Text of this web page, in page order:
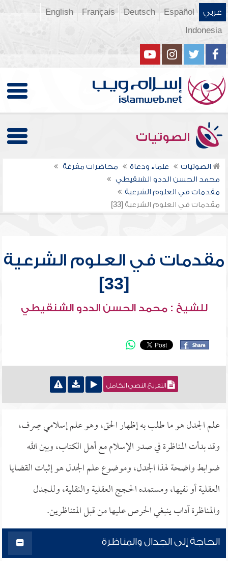
عربي Español
Deutsch
Français
English
Indonesia
الصوتيات
الصوتيات علماء ودعاة
محاضرات مفرغة
محمد الحسن الددو الشنقيطي
مقدمات في العلوم الشرعية
مقدمات في العلوم الشرعية [33]
مقدمات في العلوم الشرعية
[33]
للشيخ : محمد الحسن الددو الشنقيطي
التفريغ النصي الكامل
علم الجدل هو ما طلب به إظهار الحق، وهو علم إسلامي صِرف،
وقد بدأت المناظرة في صدر الإسلام مع أهل الكتاب، وبين الله
ضوابط واضحة لهذا الجدل، وموضوع علم الجدل هو إثبات القضايا
العقلية أو نفيها، ومستمده الحجج العقلية والنقلية، وللجدل
والمناظرة آداب ينبغي الحرص عليها من قبل المتناظرين.
الحاجة إلى الجدال والمناظرة